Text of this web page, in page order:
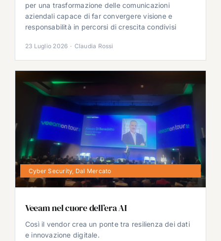
per una trasformazione delle comunicazioni
aziendali capace di far convergere visione e
responsabilità in percorsi di crescita condivisi
23 Luglio 2026 · Claudia Rossi
Cyber Security, Dal Mercato
Veeam nel cuore dell’era AI
Così il vendor crea un ponte tra resilienza dei dati
e innovazione digitale.